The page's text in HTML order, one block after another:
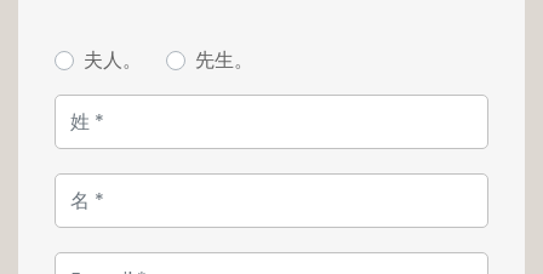
piano, WC, deux vestiaires et un espace
Possibilité d'acquérir la ferme avec son
contenu (luminaires et meubles antiques).
Vous souhaitez plus d'informations sur cette
magnifique demeure ?www.loft.lu
夫人。 先生。